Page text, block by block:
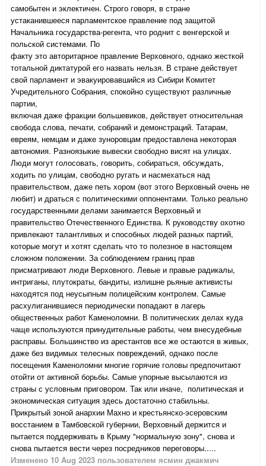
самобытен и эклектичен. Строго говоря, в стране
устаканившееся парламентское правление под защитой
Начальника государства-регента, что роднит с венгерской и
польской системами. По
факту это авторитарное правление Верховного, однако жесткой
тотальной диктатурой его назвать нельзя. В стране действует
свой парламент и эвакуировавшийся из Сибири Комитет
Учредительного Собрания, спокойно существуют различные
партии,
включая даже фракции большевиков, действует относительная
свобода слова, печати, собраний и демонстраций. Татарам,
евреям, немцам и даже зуноровцам предоставлена некоторая
автономия. Разноязыкие вывески свободно висят на улицах.
Люди могут голосовать, говорить, собираться, обсуждать,
ходить по улицам, свободно ругать и насмехаться над
правительством, даже петь хором (вот этого Верховный очень не
любит) и драться с политическими оппонентами. Только реально
государственными делами занимается Верховный и
правительство Отечественного Единства. К руководству охотно
привлекают талантливых и способных людей разных партий,
которые могут и хотят сделать что то полезное в настоящем
сложном положении. За соблюдением границ прав
присматривают люди Верховного. Левые и правые радикалы,
интриганы, плутократы, бандиты, излишне рьяные активисты
находятся под неусыпным полицейским контролем. Самые
расхулиганившиеся периодически попадают в лагерь
общественных работ Каменоломни. В политических делах куда
чаще используются принудительные работы, чем внесудебные
расправы. Большинство из арестантов все же остаются в живых,
даже без видимых телесных повреждений, однако после
посещения Каменоломни многие горячие головы предпочитают
отойти от активной борьбы. Самые упорные высылаются из
страны с условным приговором. Так или иначе, политическая и
экономическая ситуация здесь достаточно стабильны.
Прикрытый зоной анархии Махно и крестьянско-эсеровским
восстанием в Тамбовской губернии, Верховный держится и
пытается поддерживать в Крыму "нормальную зону", снова и
снова пытается вести через посредников переговоры.....
Изменено 10 Aug 2023 пользователем ясмин джакмич